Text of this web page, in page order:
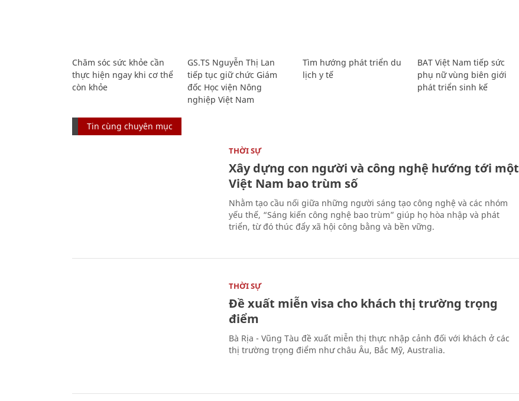
Chăm sóc sức khỏe cần
thực hiện ngay khi cơ thể
còn khỏe
GS.TS Nguyễn Thị Lan
tiếp tục giữ chức Giám
đốc Học viện Nông
nghiệp Việt Nam
Tìm hướng phát triển du
lịch y tế
BAT Việt Nam tiếp sức
phụ nữ vùng biên giới
phát triển sinh kế
Tin cùng chuyên mục
THỜI SỰ
Xây dựng con người và công nghệ hướng tới một
Việt Nam bao trùm số
Nhằm tạo cầu nối giữa những người sáng tạo công nghệ và các nhóm
yếu thế, “Sáng kiến công nghệ bao trùm” giúp họ hòa nhập và phát
triển, từ đó thúc đẩy xã hội công bằng và bền vững.
THỜI SỰ
Đề xuất miễn visa cho khách thị trường trọng
điểm
Bà Rịa - Vũng Tàu đề xuất miễn thị thực nhập cảnh đối với khách ở các
thị trường trọng điểm như châu Âu, Bắc Mỹ, Australia.